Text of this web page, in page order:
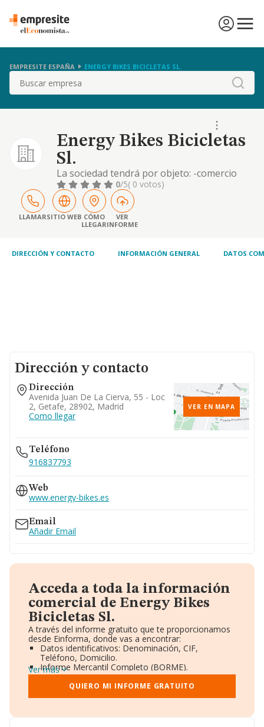
EMPRESITE ESPAÑA ENERGY BIKES BICICLETAS SL.
Buscar
Energy Bikes Bicicletas
Sl.
La sociedad tendrá por objeto: -comercio
menor de artículos de bicicletas, repuestos,
accesorios, etc. -reparación y mantenimiento
de bicicletas. -importación y exportación de
artículos de bicicletas, repuestos, accesorios,
artículos de deporte, zapatos,
0/5( 0 votos)
LLAMARSITIO WEB CÓMO
LLEGAR
VER
INFORME
DIRECCIÓN Y CONTACTO INFORMACIÓN GENERAL DATOS
Dirección y contacto
Dirección
Avenida Juan De La Cierva, 55 - Loc
2, Getafe, 28902, Madrid
Como llegar
VER EN MAPA
Teléfono
916837793
Web
www.energy-bikes.es
Email
Añadir Email
Acceda a toda la información
comercial de Energy Bikes
Bicicletas Sl.
A través del informe gratuito que te proporcionamos
desde Einforma, donde vas a encontrar:
Datos identificativos: Denominación, CIF,
Teléfono, Domicilio.
Informe Mercantil Completo (BORME).
Gráficos de Evolución Ventas y Empleados.
Consejo de Administración y Administradores.
Directivos y Ejecutivos.
Ver más
QUIERO MI INFORME GRATUITO